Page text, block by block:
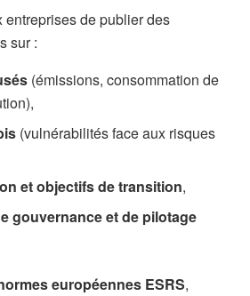
de publier des
sur :
(émissions, consommation de
(vulnérabilités face aux risques
et objectifs de transition,
gouvernance et de pilotage
européennes ESRS,